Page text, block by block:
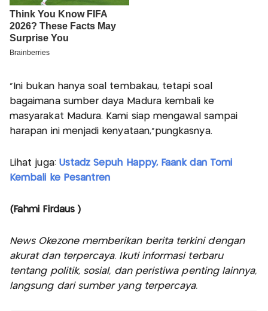
“Ini bukan hanya soal tembakau, tetapi soal
bagaimana sumber daya Madura kembali ke
masyarakat Madura. Kami siap mengawal sampai
harapan ini menjadi kenyataan,”pungkasnya.
Lihat juga: Ustadz Sepuh Happy, Faank dan Tomi
Kembali ke Pesantren
(Fahmi Firdaus )
News Okezone memberikan berita terkini dengan
akurat dan terpercaya. Ikuti informasi terbaru
tentang politik, sosial, dan peristiwa penting lainnya,
langsung dari sumber yang terpercaya.